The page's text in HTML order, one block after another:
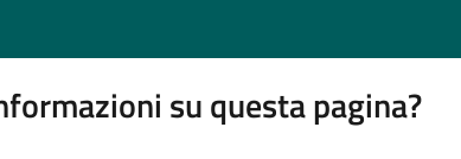
su questa pagina?